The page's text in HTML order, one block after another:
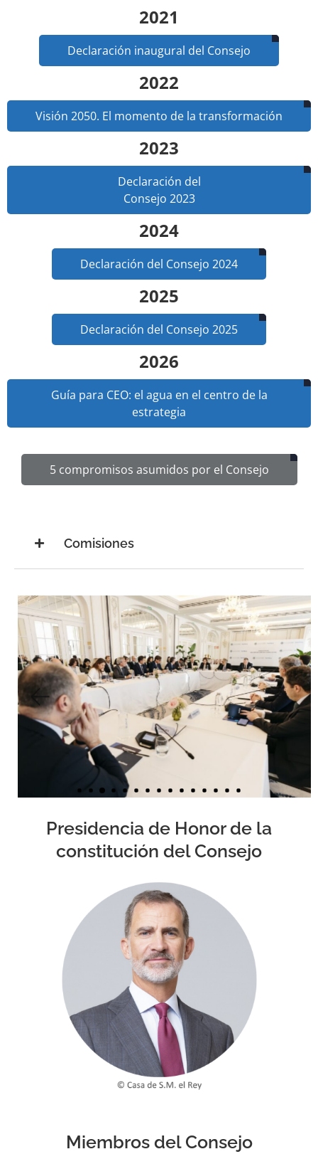
2021
Declaración inaugural del Consejo
2022
Visión 2050. El momento de la transformación
2023
Declaración del
Consejo 2023
2024
Declaración del Consejo 2024
2025
Declaración del Consejo 2025
2026
Guía para CEO: el agua en el centro de la
estrategia
5 compromisos asumidos por el Consejo
Comisiones
Presidencia de Honor de la
constitución del Consejo
Miembros del Consejo